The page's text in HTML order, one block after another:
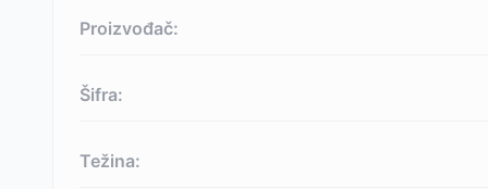
Proizvođač:
Šifra:
Težina: